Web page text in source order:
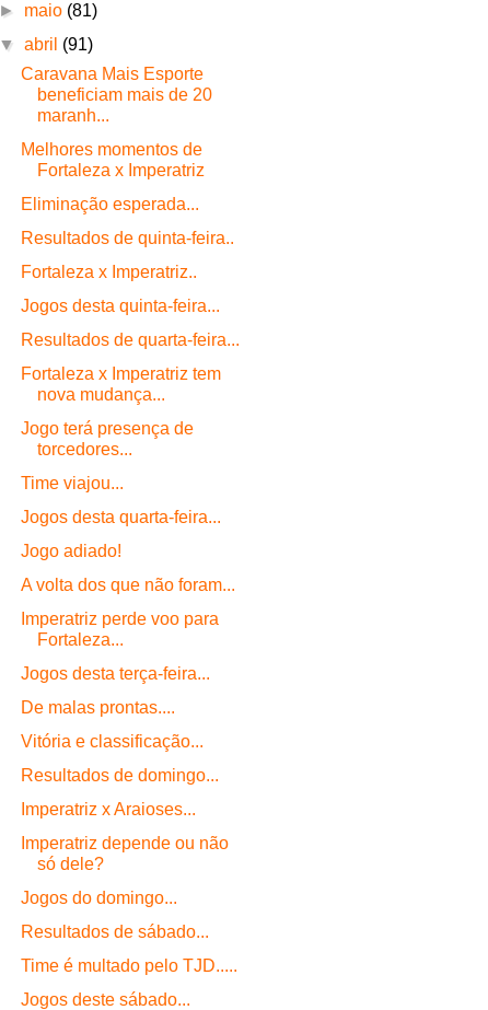
► maio (81)
▼abril (91)
Caravana Mais Esporte
beneficiam mais de 20
maranh...
Melhores momentos de
Fortaleza x Imperatriz
Eliminação esperada...
Resultados de quinta-feira..
Fortaleza x Imperatriz..
Jogos desta quinta-feira...
Resultados de quarta-feira...
Fortaleza x Imperatriz tem
nova mudança...
Jogo terá presença de
torcedores...
Time viajou...
Jogos desta quarta-feira...
Jogo adiado!
A volta dos que não foram...
Imperatriz perde voo para
Fortaleza...
Jogos desta terça-feira...
De malas prontas....
Vitória e classificação...
Resultados de domingo...
Imperatriz x Araioses...
Imperatriz depende ou não
só dele?
Jogos do domingo...
Resultados de sábado...
Time é multado pelo TJD.....
Jogos deste sábado...